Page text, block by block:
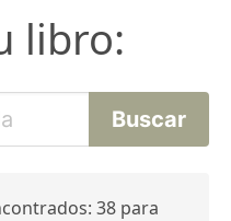
libro:
38 para